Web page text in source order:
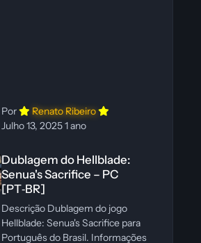
Por
Renato Ribeiro
Julho 13, 20251 ano
Dublagem do Hellblade:
Senua's Sacrifice – PC
[PT‑BR]
Descrição Dublagem do jogo
Hellblade: Senua's Sacrifice para
Português do Brasil. Informações